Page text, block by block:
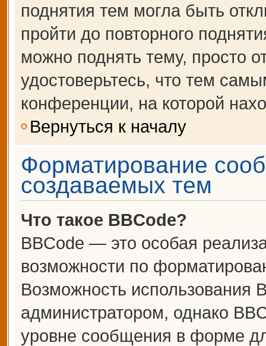
поднятия тем могла быть
пройти до повторного
можно поднять тему, просто
удостоверьтесь, что тем
конференции, на которой
Вернуться к началу
Форматирование
создаваемых тем
Что такое BBCode?
BBCode — это особая
возможности по
Возможность использования
администратором, однако
уровне сообщения в форме